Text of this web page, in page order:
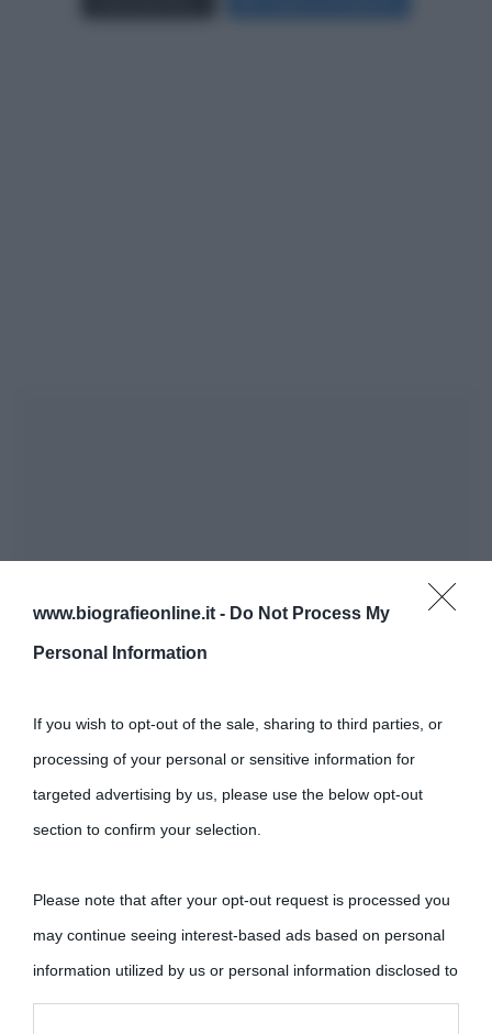
www.biografieonline.it - Do Not Process My
Personal Information
If you wish to opt-out of the sale, sharing to third parties, or
processing of your personal or sensitive information for
targeted advertising by us, please use the below opt-out
section to confirm your selection.
Please note that after your opt-out request is processed you
may continue seeing interest-based ads based on personal
information utilized by us or personal information disclosed to
third parties prior to your opt-out.